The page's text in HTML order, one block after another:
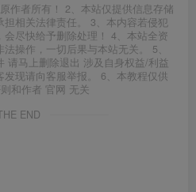
作者所有！ 2、本站仅提供信息存储
相关法律责任。 3、本内容若侵犯
尽快给予删除处理！ 4、本站全资
操作，一切后果与本站无关。 5、
请马上删除退出 涉及自身权益/利益
现请向客服举报。 6、本教程仅供
和作者 官网 无关
END